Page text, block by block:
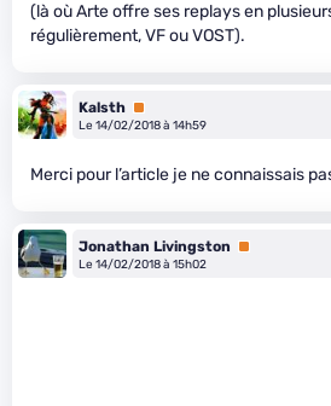
(là où Arte offre ses replays en
régulièrement, VF ou VOST).
Kalsth Premium
Le 14/02/2018 à 14h59
Merci pour l’article je ne connaissais
Jonathan Livingston
Premium
Le 14/02/2018 à 15h02